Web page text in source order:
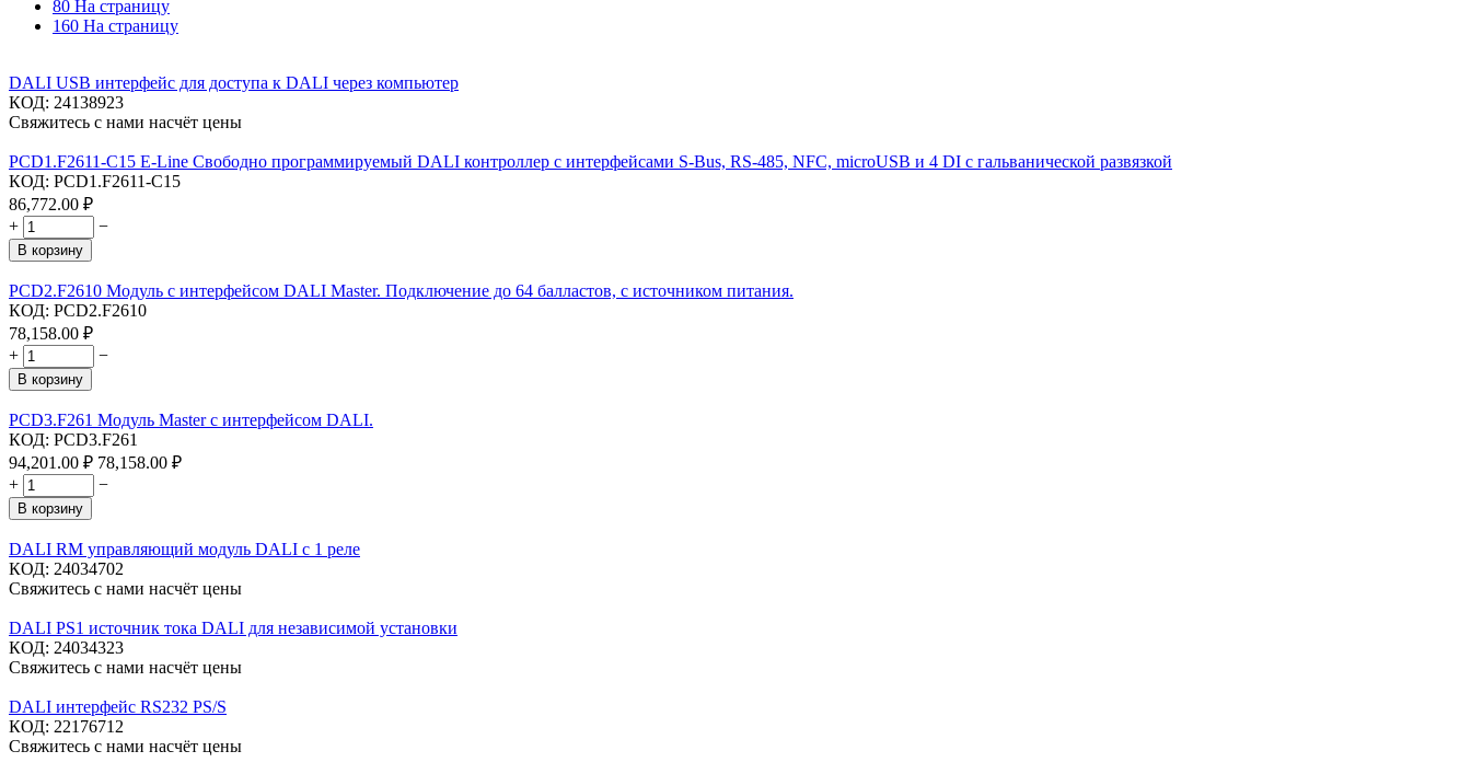
80 На страницу
160 На страницу
DALI USB интерфейс для доступа к DALI через компьютер
КОД: 24138923
Свяжитесь с нами насчёт цены
PCD1.F2611-C15 E-Line Свободно программируемый DALI контроллер с интерфейсами S-Bus, RS-485, NFC, microUSB и 4 DI с гальванической развязкой
КОД: PCD1.F2611-C15
86,772.00 ₽
+
−
В корзину
PCD2.F2610 Модуль с интерфейсом DALI Master. Подключение до 64 балластов, с источником питания.
КОД: PCD2.F2610
78,158.00 ₽
+
−
В корзину
PCD3.F261 Модуль Master с интерфейсом DALI.
КОД: PCD3.F261
94,201.00 ₽ 78,158.00 ₽
+
−
В корзину
DALI RM управляющий модуль DALI с 1 реле
КОД: 24034702
Свяжитесь с нами насчёт цены
DALI PS1 источник тока DALI для независимой установки
КОД: 24034323
Свяжитесь с нами насчёт цены
DALI интерфейс RS232 PS/S
КОД: 22176712
Свяжитесь с нами насчёт цены